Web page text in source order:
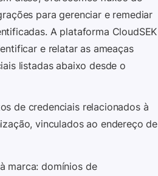
para gerenciar e remediar
A plataforma CloudSEK
e relatar as ameaças
listadas abaixo desde o
de credenciais relacionados à
vinculados ao endereço de
marca: domínios de